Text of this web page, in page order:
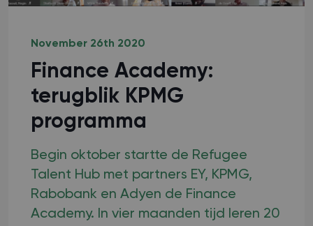
November 26th 2020
Finance Academy:
terugblik KPMG
programma
Begin oktober startte de Refugee
Talent Hub met partners EY, KPMG,
Rabobank en Adyen de Finance
Academy. In vier maanden tijd leren 20